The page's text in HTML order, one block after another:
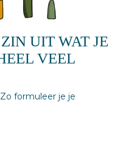
UIT WAT JE
VEEL
formuleer je je